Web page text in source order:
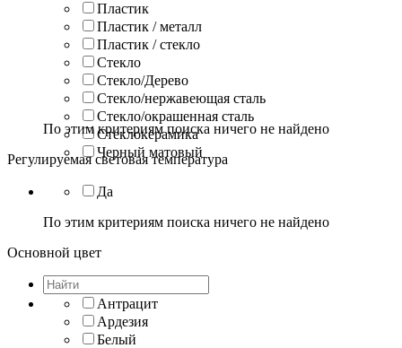
Пластик
Пластик / металл
Пластик / стекло
Стекло
Стекло/Дерево
Стекло/нержавеющая сталь
Стекло/окрашенная сталь
Стеклокерамика
Черный матовый
По этим критериям поиска ничего не найдено
Регулируемая световая температура
Да
По этим критериям поиска ничего не найдено
Основной цвет
Антрацит
Ардезия
Белый